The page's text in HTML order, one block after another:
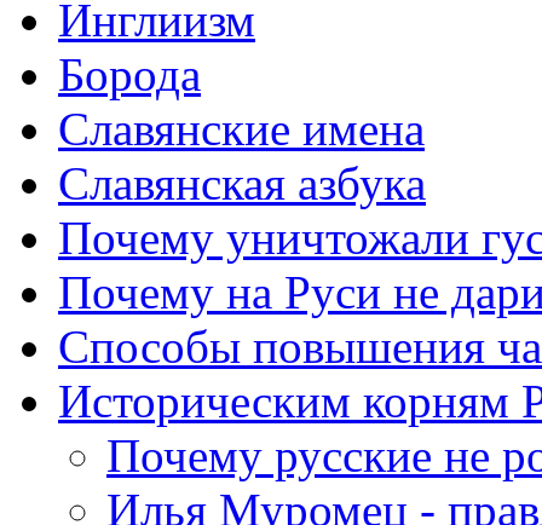
Инглиизм
Борода
Славянские имена
Славянская азбука
Почему уничтожали
Почему на Руси не
Способы повышения
Историческим
Почему русские не
Илья Муромец -